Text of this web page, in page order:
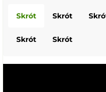
Skrót Skrót
Skrót Skrót